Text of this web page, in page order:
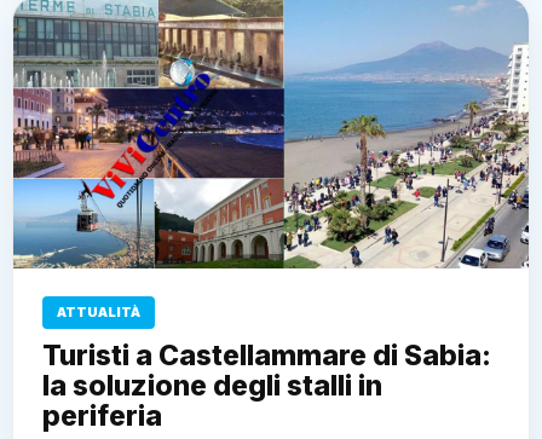
ATTUALITÀ
Turisti a Castellammare di Sabia:
la soluzione degli stalli in
periferia